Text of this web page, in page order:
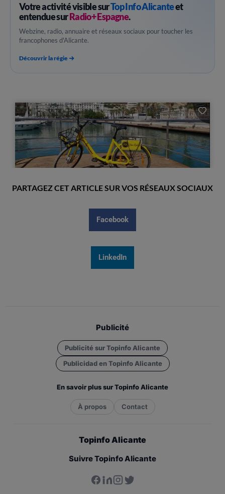
Votre activité visible surTop Info Alicanteet
entendue surRadio+ Espagne.
Webzine, radio, annuaire et réseaux sociaux pour toucher les
francophones d'Alicante.
Découvrir la régie
PARTAGEZ CET ARTICLE SUR VOS RÉSEAUX SOCIAUX
Facebook
LinkedIn
Publicité
Publicité sur Topinfo Alicante
Publicidad en Topinfo Alicante
En savoir plus sur Topinfo Alicante
À propos Contact
Topinfo Alicante
Suivre Topinfo Alicante